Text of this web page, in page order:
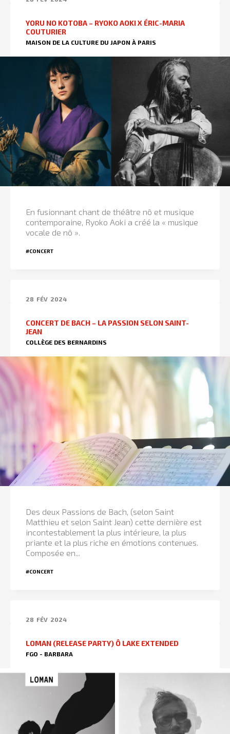
YORU NO KOTOBA – RYOKO AOKI X ÉRIC-MARIA
COUTURIER
MAISON DE LA CULTURE DU JAPON À PARIS
En fusionnant chant de théâtre nô et musique
contemporaine, Ryoko Aoki a créé la « musique
vocale de nô ».
#CONCERT
28 FÉV 2024
CONCERT DE BACH – LA PASSION SELON SAINT-
JEAN
COLLÈGE DES BERNARDINS
Des deux Passions de Bach, (selon Saint
Matthieu et selon Saint Jean) cette dernière est
incontestablement la plus intérieure, la plus
priante et la plus riche en émotions contenues.
Composée en...
#CONCERT
28 FÉV 2024
LOMAN (RELEASE PARTY) Ô LAKE EXTENDED
FGO - BARBARA